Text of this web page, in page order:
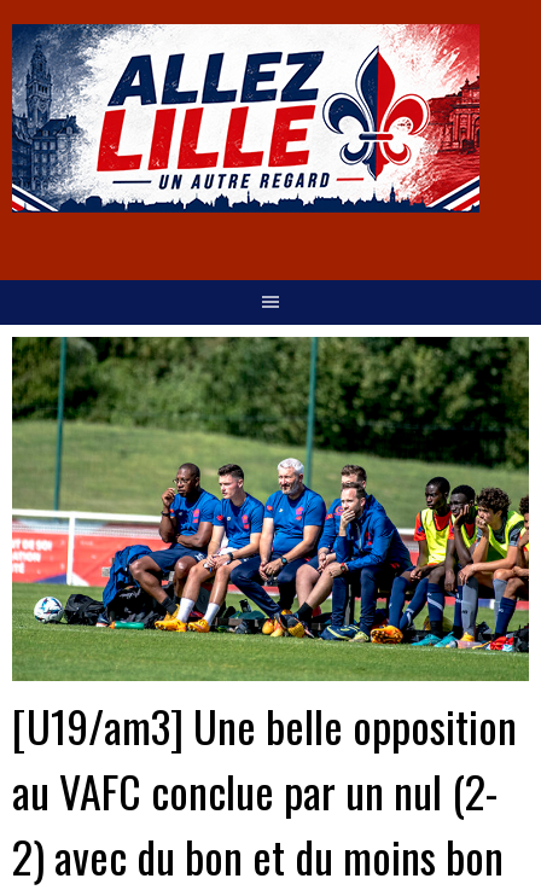
[U19/am3] Une belle opposition
au VAFC conclue par un nul (2-
2) avec du bon et du moins bon